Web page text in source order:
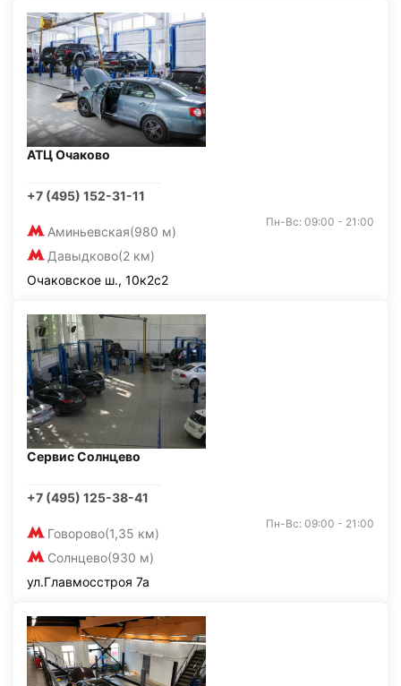
АТЦ Очаково
+7 (495) 152-31-11
Аминьевская(980 м)
Давыдково(2 км)
Пн-Вс: 09:00 - 21:00
Очаковское ш., 10к2с2
Сервис Солнцево
+7 (495) 125-38-41
Говорово(1,35 км)
Солнцево(930 м)
Пн-Вс: 09:00 - 21:00
ул.Главмосстроя 7а